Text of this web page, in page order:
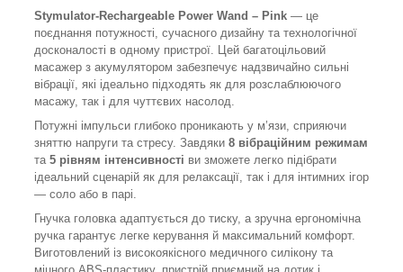
Stymulator-Rechargeable Power Wand – Pink — це
поєднання потужності, сучасного дизайну та технологічної
досконалості в одному пристрої. Цей багатоцільовий
масажер з акумулятором забезпечує надзвичайно сильні
вібрації, які ідеально підходять як для розслаблюючого
масажу, так і для чуттєвих насолод.
Потужні імпульси глибоко проникають у м’язи, сприяючи
зняттю напруги та стресу. Завдяки 8 вібраційним режимам
та 5 рівням інтенсивності ви зможете легко підібрати
ідеальний сценарій як для релаксації, так і для інтимних ігор
— соло або в парі.
Гнучка головка адаптується до тиску, а зручна ергономічна
ручка гарантує легке керування й максимальний комфорт.
Виготовлений із високоякісного медичного силікону та